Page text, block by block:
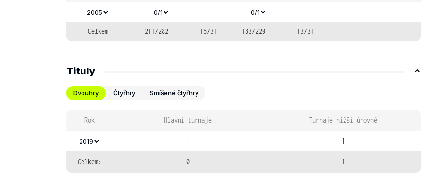
2005 0/1 - 0/1 - - -
Celkem 211/282 15/31 183/220 13/31 - -
Tituly
Dvouhry Čtyřhry Smíšené čtyřhry
Rok Hlavní turnaje Turnaje nižší úrovně
2019 - 1
Celkem: 0 1